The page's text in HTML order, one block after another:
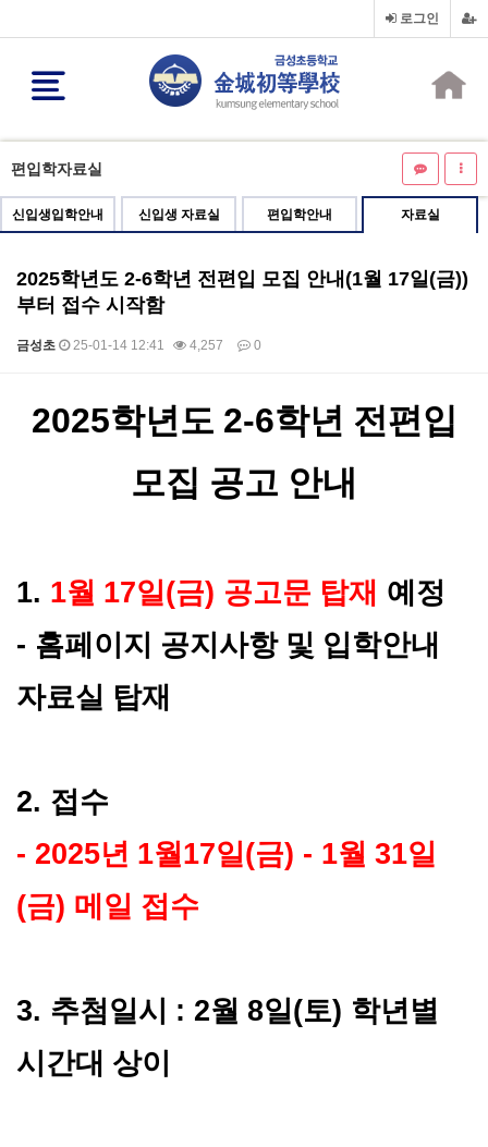
로그인
편입학자료실
신입생입학안내 신입생 자료실 편입학안내 자료실
2025학년도 2-6학년 전편입 모집 안내(1월 17일(금))
부터 접수 시작함
금성초 25-01-14 12:41 4,257 0
2025학년도 2-6학년 전편입
모집 공고 안내
1. 1월 17일(금) 공고문 탑재 예정
- 홈페이지 공지사항 및 입학안내
자료실 탑재
2. 접수
- 2025년 1월17일(금) - 1월 31일
(금) 메일 접수
3. 추첨일시 : 2월 8일(토) 학년별
시간대 상이